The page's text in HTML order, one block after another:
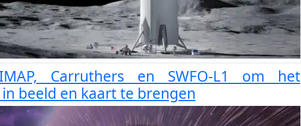
Carruthers en SWFO-L1 om het
beeld en kaart te brengen